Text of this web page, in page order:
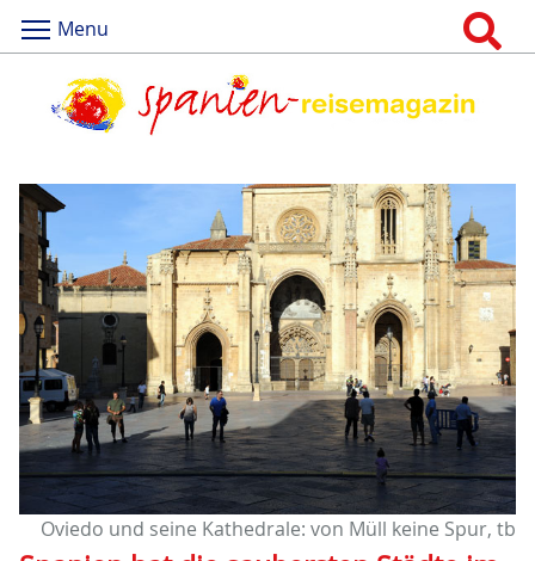
Menu
Oviedo und seine Kathedrale: von Müll keine Spur, tb